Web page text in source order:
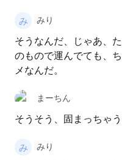
みり
そうなんだ、じゃあ、
のもので運んでても、
メなんだ。
まーちん
そうそう、固まっちゃう
みり